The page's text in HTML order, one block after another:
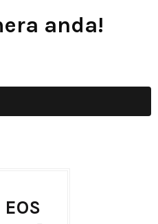
anda!